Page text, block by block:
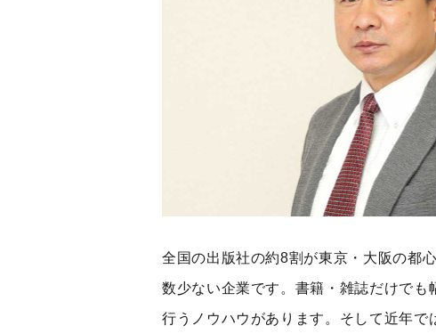
全国の出版社の約8割が東京・大阪の都
数少ない企業です。書籍・雑誌だけで
行うノウハウがあります。そして近年